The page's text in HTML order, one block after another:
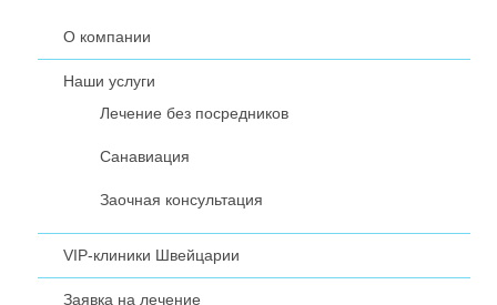
О компании
Наши услуги
Лечение без посредников
Санавиация
Заочная консультация
VIP-клиники Швейцарии
Заявка на лечение